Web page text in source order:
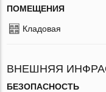
ПОМЕЩЕНИЯ
Кладовая
ВНЕШНЯЯ
БЕЗОПАСНОСТЬ